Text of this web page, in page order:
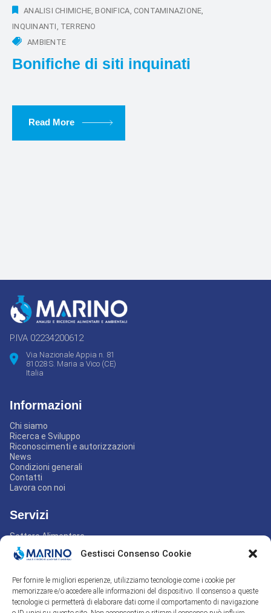
Gestisci Consenso Cookie
Per fornire le migliori esperienze, utilizziamo tecnologie come i cookie per
memorizzare e/o accedere alle informazioni del dispositivo. Il consenso a queste
tecnologie ci permetterà di elaborare dati come il comportamento di navigazione
ANALISI CHIMICHE BONIFICA CONTAMINAZIONE
INQUINANTI TERRENO
AMBIENTE
Bonifiche di siti inquinati
Read More
P.IVA 02234200612
Via Nazionale Appia n. 81
81028 S. Maria a Vico (CE)
Italia
Informazioni
Chi siamo
Ricerca e Sviluppo
Riconoscimenti e autorizzazioni
News
Condizioni generali
Contatti
Lavora con noi
Servizi
Settore Alimentare
Settore Ambientale
Settore Non-food
Settore Igiene industriale
Assistenza e consulenza